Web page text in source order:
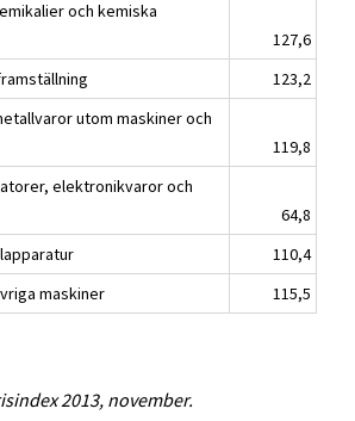
och kemiska
127,6
123,2
utom maskiner och
119,8
elektronikvaror och
64,8
110,4
maskiner
115,5
2013, november.